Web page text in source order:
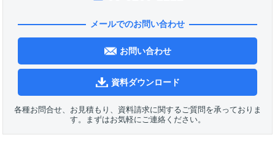
メールでのお問い合わせ
お問い合わせ
資料ダウンロード
各種お問合せ、お見積もり、資料請求に関するご質問を承っておりま
す。まずはお気軽にご連絡ください。